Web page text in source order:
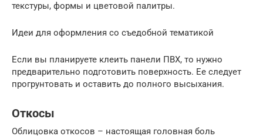
текстуры, формы и цветовой палитры.
Идеи для оформления со съедобной тематикой
Если вы планируете клеить панели ПВХ, то нужно
предварительно подготовить поверхность. Ее следует
прогрунтовать и оставить до полного высыхания.
Откосы
Облицовка откосов – настоящая головная боль